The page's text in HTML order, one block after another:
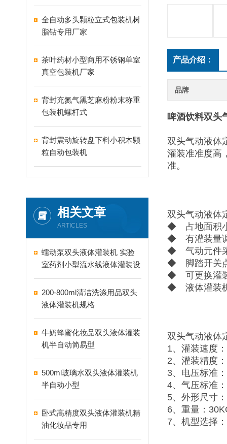
全自动多头颗粒立式包装机树
脂钻专用厂家
茶叶药材小型商用不锈钢单室
真空包装机厂家
背封充氮气黑芝麻粉粉末称重
包装机螺杆式
背封震动旋转盘下料小积木颗
粒自动包装机
相关文章
ARTICLES
蠕动泵双头液体灌装机 实验
室药剂小型流水线液体灌装设
备
200-800ml清洁洗涤用品双头
液体灌装机规格
牛奶蜂蜜化妆品双头液体灌装
机半自动简易型
500ml玻璃水双头液体灌装机
半自动小型
卧式高精度双头液体灌装机精
油化妆品专用
产品介绍：
品牌
啤酒饮料双头
双头气动液体
灌装准准度高
准。
双头气动液体
◆ 占地面积小
◆ 有灌装量调
◆ 气动元件采
◆ 脚踏开关点
◆ 可更换灌装
◆ 液体灌装机
双头气动液体
1、灌装速度
2、灌装精度
3、电压标准
4、气压标准
5、外形尺寸
6、重量：
7、机型选择